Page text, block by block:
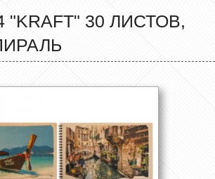
30 ЛИСТОВ,